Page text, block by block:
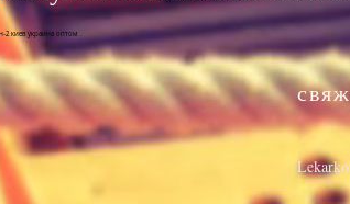
2 киев украина оптом